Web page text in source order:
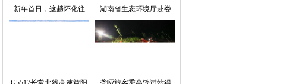
新年首日，这趟怀化往 湖南省生态环境厅赴娄